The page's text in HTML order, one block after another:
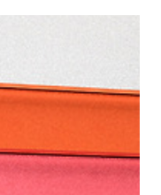
. 2. 후기는 현 페이지에
올려주셔야 합니다.